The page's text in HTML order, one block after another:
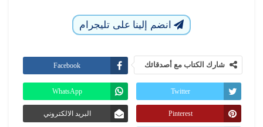
انضم إلينا على تليجرام
شارك الكتاب مع أصدقائك Facebook
Twitter
WhatsApp
Pinterest البريد الالكتروني